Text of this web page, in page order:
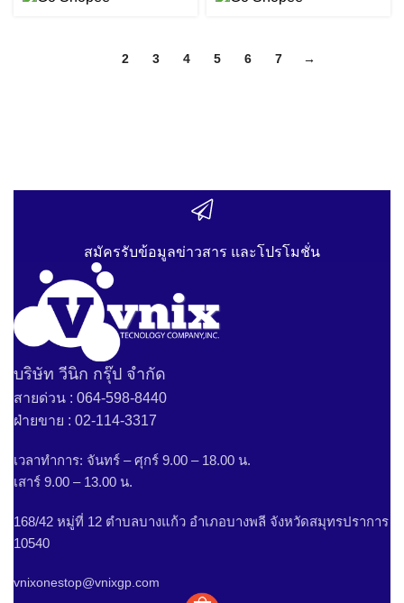
2 3 4 5 6 7 →
สมัครรับข้อมูลข่าวสาร และโปรโมชั่น
บริษัท วีนิก กรุ๊ป จำกัด
สายด่วน : 064-598-8440
ฝ่ายขาย : 02-114-3317
เวลาทำการ: จันทร์ – ศุกร์ 9.00 – 18.00 น.
เสาร์ 9.00 – 13.00 น.
168/42 หมู่ที่ 12 ตำบลบางแก้ว อำเภอบางพลี จังหวัดสมุทรปราการ
10540
vnixonestop@vnixgp.com